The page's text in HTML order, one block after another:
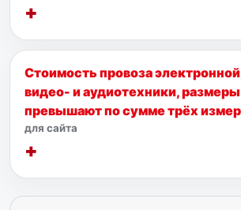
Стоимость провоза
видео- и аудиотехники,
превышают по сумме трёх
для сайта